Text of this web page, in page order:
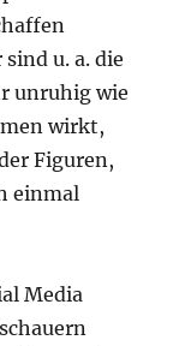
u. a. die
unruhig wie
wirkt,
Figuren,
einmal
Media